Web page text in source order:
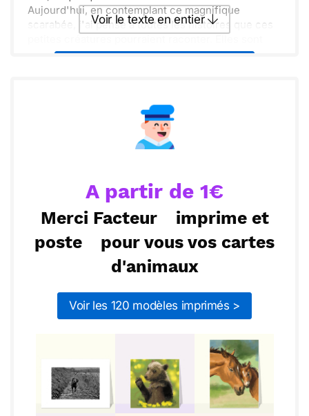
Aujourd'hui, en contemplant ce magnifique
scarabée, j'ai pensé à toutes les histoires que ces
comme des trésors cachés, pleins de mystères.
Hésite pas à en parler autour de toi, car ces détails
rendent la vie plus belle. L'occasion d'apprendre
Voir le texte en entier
Envoyer via Whatsapp
A partir de 1€
Merci Facteur
imprime et
poste
pour vous vos cartes
d'animaux
Voir les 120 modèles imprimés >